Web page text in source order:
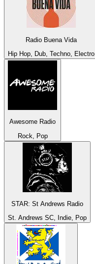
Radio Buena Vida
Hip Hop, Dub, Techno, Electro
Awesome Radio
Rock, Pop
STAR: St Andrews Radio
St. Andrews SC, Indie, Pop